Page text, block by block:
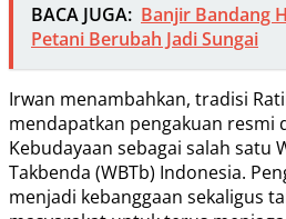
BACA JUGA: Banjir Bandang
Petani Berubah Jadi Sungai
Irwan menambahkan, tradisi
mendapatkan pengakuan resmi
Kebudayaan sebagai salah satu
Takbenda (WBTb) Indonesia.
menjadi kebanggaan sekaligus